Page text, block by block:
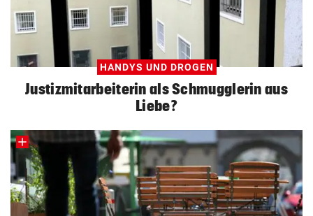
HANDYS UND DROGEN
Justizmitarbeiterin als Schmugglerin aus
Liebe?